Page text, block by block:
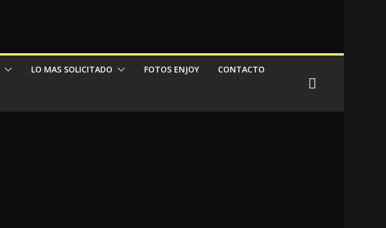
LO MAS SOLICITADO FOTOS ENJOY CONTACTO